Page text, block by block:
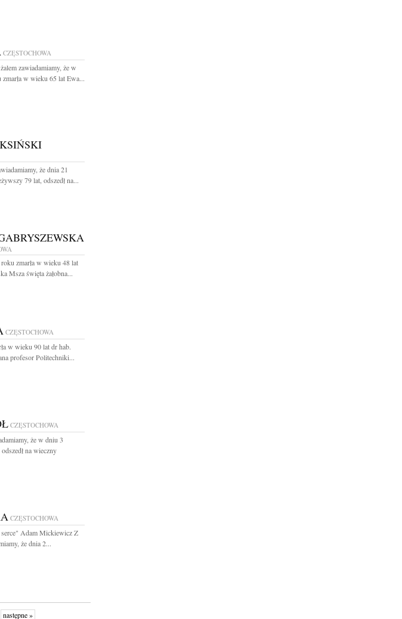
CZĘSTOCHOWA
zawiadamiamy, że w
w wieku 65 lat Ewa...
że dnia 21
79 lat, odszedł na...
zmarła w wieku 48 lat
Msza święta żałobna...
CZĘSTOCHOWA
w wieku 90 lat dr hab.
profesor Politechniki...
CZĘSTOCHOWA
że w dniu 3
na wieczny
CZĘSTOCHOWA
serce" Adam Mickiewicz Z
że dnia 2...
następne »